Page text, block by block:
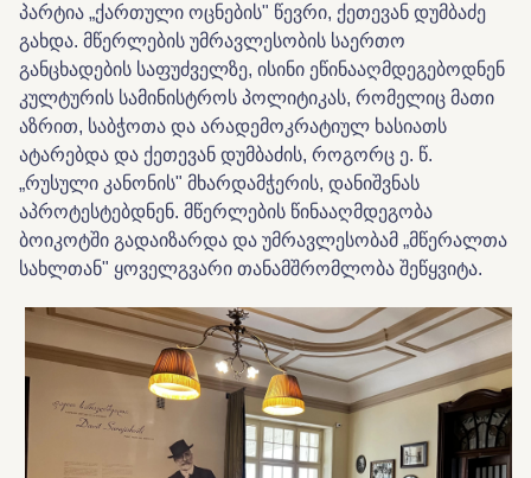
პარტია „ქართული ოცნების" წევრი, ქეთევან დუმბაძე
გახდა. მწერლების უმრავლესობის საერთო
განცხადების საფუძველზე, ისინი ეწინააღმდეგებოდნენ
კულტურის სამინისტროს პოლიტიკას, რომელიც მათი
აზრით, საბჭოთა და არადემოკრატიულ ხასიათს
ატარებდა და ქეთევან დუმბაძის, როგორც ე. წ.
„რუსული კანონის" მხარდამჭერის, დანიშვნას
აპროტესტებდნენ. მწერლების წინააღმდეგობა
ბოიკოტში გადაიზარდა და უმრავლესობამ „მწერალთა
სახლთან" ყოველგვარი თანამშრომლობა შეწყვიტა.